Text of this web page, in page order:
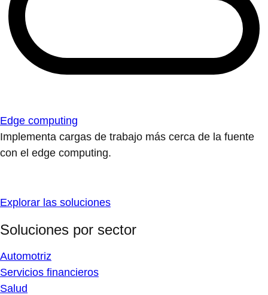
Edge computing
Implementa cargas de trabajo más cerca de la fuente
con el edge computing.
Explorar las soluciones
Soluciones por sector
Automotriz
Servicios financieros
Salud